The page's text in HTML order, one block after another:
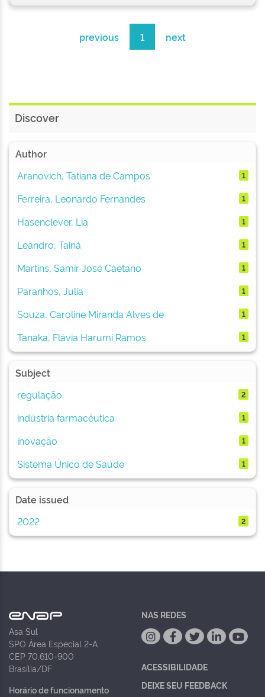
previous 1 next
Discover
Author
Aranovich, Tatiana de Campos
1
Ferreira, Leonardo Fernandes 1
Hasenclever, Lia 1
Leandro, Tainá 1
Martins, Samir José Caetano 1
Paranhos, Julia 1
Souza, Caroline Miranda Alves de 1
Tanaka, Flávia Harumi Ramos 1
Subject
regulação
2
indústria farmacêutica 1
inovação 1
Sistema Único de Saúde 1
Date issued
2022
2
Asa Sul
SPO Área Especial 2-A
CEP 70.610-900
Brasília/DF
Horário de funcionamento
NAS REDES
ACESSIBILIDADE
DEIXE SEU FEEDBACK